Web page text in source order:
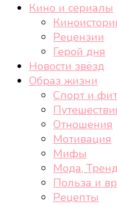
cheek-look.ru
Женский сайт о
Кино и сериалы
Рецензии
Герой дня
Новости звёзд
Образ жизни
Спорт и
Отношения
Мотивация
Мифы
Мода,
Польза и
Рецепты